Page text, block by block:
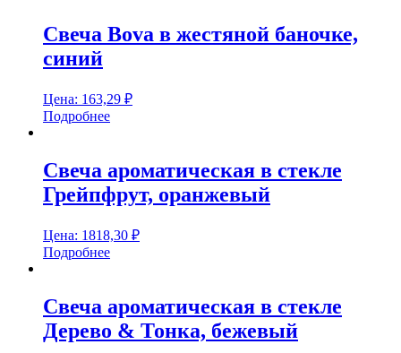
Свеча Bova в жестяной баночке,
синий
Цена: 163,29 ₽
Подробнее
Свеча ароматическая в стекле
Грейпфрут, оранжевый
Цена: 1818,30 ₽
Подробнее
Свеча ароматическая в стекле
Дерево & Тонка, бежевый